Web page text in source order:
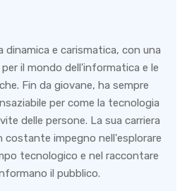
dinamica e carismatica, con una
il mondo dell'informatica e le
Fin da giovane, ha sempre
per come la tecnologia
delle persone. La sua carriera
costante impegno nell'esplorare
tecnologico e nel raccontare
il pubblico.